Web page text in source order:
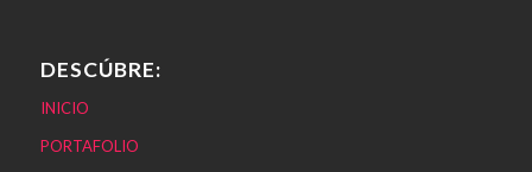
DESCÚBRE:
INICIO
PORTAFOLIO